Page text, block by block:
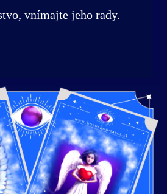
vnímajte jeho rady.